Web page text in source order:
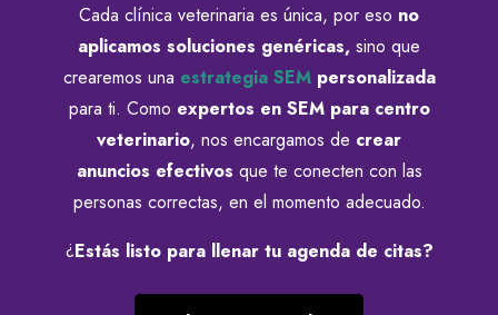
Cada clínica veterinaria es única, por eso no
aplicamos soluciones genéricas, sino que
crearemos una estrategia SEMpersonalizada
para ti. Como expertos en SEM para centro
veterinario, nos encargamos de crear
anuncios efectivos que te conecten con las
personas correctas, en el momento adecuado.
¿Estás listo para llenar tu agenda de citas?